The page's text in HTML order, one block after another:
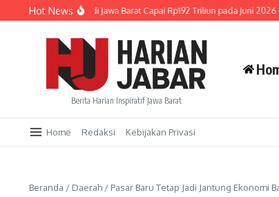
Lewati ke konten
Hot News
Kredit UMKM di Jawa Barat Capai Rp192 Triliun pada Juni 2026
Berita Harian Inspiratif Jawa Barat
Home Redaksi Kebijakan Privasi
Beranda / Daerah / Pasar Baru Tetap Jadi Jantung